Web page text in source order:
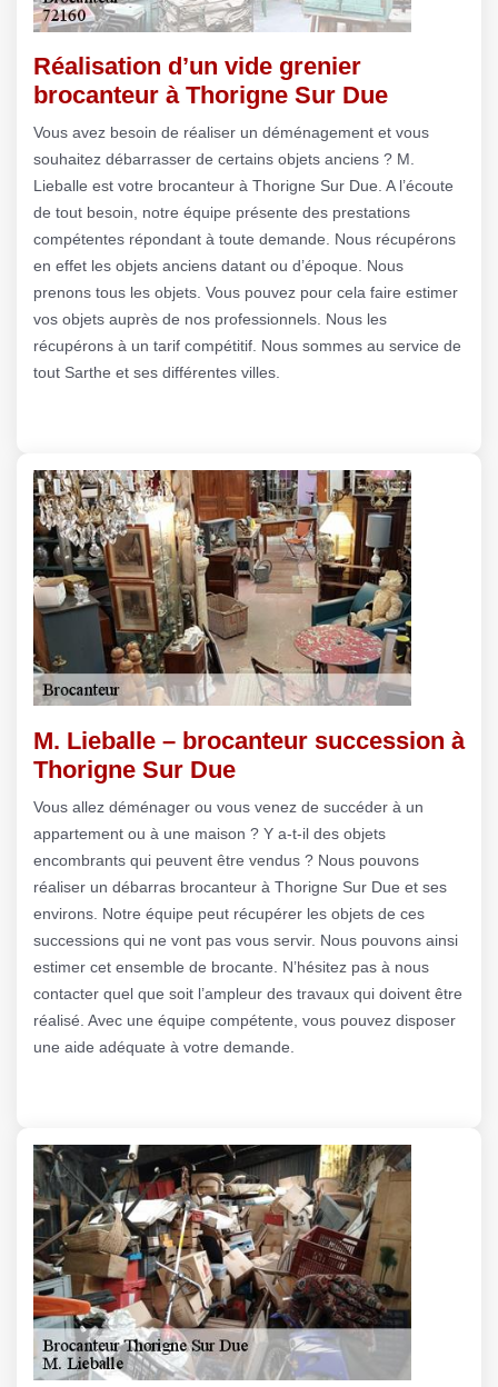
Réalisation d’un vide grenier
brocanteur à Thorigne Sur Due
Vous avez besoin de réaliser un déménagement et vous
souhaitez débarrasser de certains objets anciens ? M.
Lieballe est votre brocanteur à Thorigne Sur Due. A l’écoute
de tout besoin, notre équipe présente des prestations
compétentes répondant à toute demande. Nous récupérons
en effet les objets anciens datant ou d’époque. Nous
prenons tous les objets. Vous pouvez pour cela faire estimer
vos objets auprès de nos professionnels. Nous les
récupérons à un tarif compétitif. Nous sommes au service de
tout Sarthe et ses différentes villes.
M. Lieballe – brocanteur succession à
Thorigne Sur Due
Vous allez déménager ou vous venez de succéder à un
appartement ou à une maison ? Y a-t-il des objets
encombrants qui peuvent être vendus ? Nous pouvons
réaliser un débarras brocanteur à Thorigne Sur Due et ses
environs. Notre équipe peut récupérer les objets de ces
successions qui ne vont pas vous servir. Nous pouvons ainsi
estimer cet ensemble de brocante. N’hésitez pas à nous
contacter quel que soit l’ampleur des travaux qui doivent être
réalisé. Avec une équipe compétente, vous pouvez disposer
une aide adéquate à votre demande.